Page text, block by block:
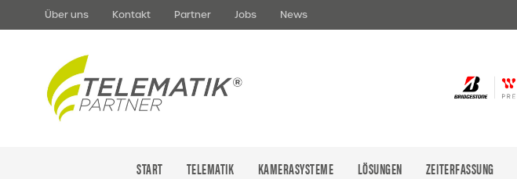
Über uns Kontakt Partner Jobs News
START TELEMATIK KAMERASYSTEME LÖSUNGEN ZEITERFASSUNG